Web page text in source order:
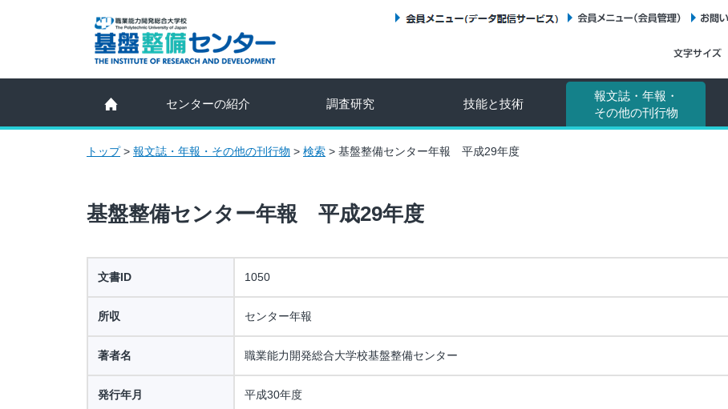
センターの紹介 調査研究 技能と技術
報文誌・年報・
その他の刊行物
トップ> 報文誌・年報・その他の刊行物 > 検索 > 基盤整備センター年報 平成29年度
基盤整備センター年報 平成29年度
文書ID 1050
所収 センター年報
著者名 職業能力開発総合大学校基盤整備センター
発行年月 平成30年度